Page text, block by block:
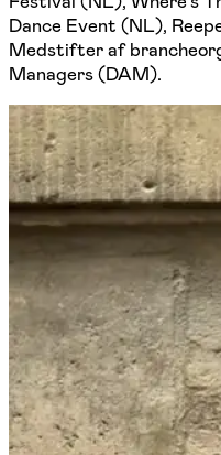
Dance Event (NL),
Medstifter af
Managers (DAM).